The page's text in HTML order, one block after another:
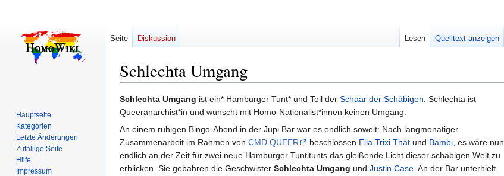
Schlechta Umgang
Zur
Navigation
springen
Zur
Suche
springen
Schlechta Umgang ist ein* Hamburger Tunt* und Teil der Schaar der Schäbigen. Schlechta ist
Queeranarchist*in und wünscht mit Homo-Nationalist*innen keinen Umgang.
An einem ruhigen Bingo-Abend in der Jupi Bar war es endlich soweit: Nach langmonatiger
Zusammenarbeit im Rahmen von CMD QUEER beschlossen Ella Trixi Thät und Bambi, es wäre nun
endlich an der Zeit für zwei neue Hamburger Tuntitunts das gleißende Licht dieser schäbigen Welt zu
erblicken. Sie gebahren die Geschwister Schlechta Umgang und Justin Case. An der Bar unterhielt
Seite Diskussion Lesen Quelltext anzeigen
Hauptseite
Kategorien
Letzte Änderungen
Zufällige Seite
Hilfe
Impressum